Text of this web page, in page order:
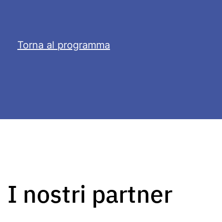
Torna al programma
I nostri partner